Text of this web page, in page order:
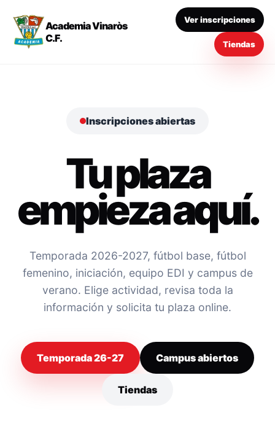
Academia Vinaròs
C.F.
Ver inscripciones
Tiendas
Inscripciones abiertas
Tu plaza
empieza aquí.
Temporada 2026-2027, fútbol base, fútbol
femenino, iniciación, equipo EDI y campus de
verano. Elige actividad, revisa toda la
información y solicita tu plaza online.
Temporada 26-27 Campus abiertos
Tiendas